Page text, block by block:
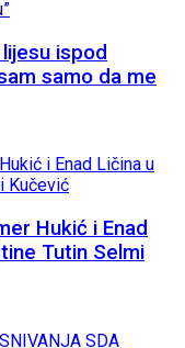
ispod
samo da me
Hukić i Enad
Tutin Selmi